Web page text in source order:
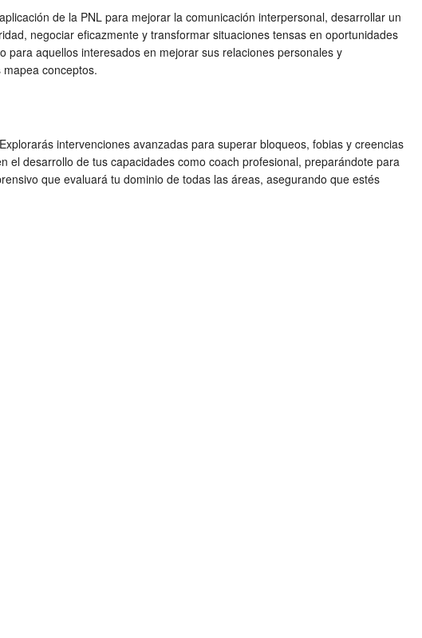
de la PNL para mejorar la comunicación interpersonal, desarrollar un
negociar eficazmente y transformar situaciones tensas en oportunidades
aquellos interesados en mejorar sus relaciones personales y
conceptos.
intervenciones avanzadas para superar bloqueos, fobias y creencias
el desarrollo de tus capacidades como coach profesional, preparándote para
que evaluará tu dominio de todas las áreas, asegurando que estés